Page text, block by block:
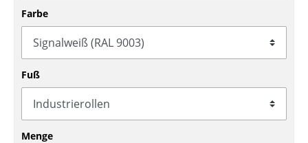
Konferenzstühle
Bürosessel
Einzelteile
... alle Sitzmöbel
Tische
Farbe
Fuß
Menge